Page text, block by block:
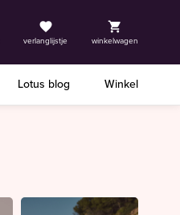
verlanglijstje winkelwagen
Lotus blog Winkel